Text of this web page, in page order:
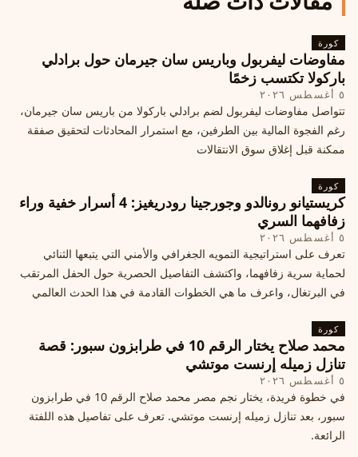
كورة
مفاوضات ليفربول وباريس سان جيرمان حول برادلي
باركولا تكتسب زخمًا
٥ أغسطس ٢٠٢٦
تتواصل مفاوضات ليفربول لضم برادلي باركولا من باريس سان جيرمان،
رغم الفجوة المالية بين الطرفين، مع استمرار المحادثات لتحقيق صفقة
ممكنة قبل إغلاق سوق الانتقالات
كورة
كريستيانو رونالدو وجورجينا رودريغيز: 4 أسرار خفية وراء
زفافهما السري
٥ أغسطس ٢٠٢٦
تعرف على استراتيجية التمويه الجغرافي والأمني التي يتبعها الثنائي
لحماية سرية زفافهما، واكتشف التفاصيل الحصرية حول الحفل المرتقب
في البرتغال، واعرف ما هي الخطوات القادمة في هذا الحدث العالمي
كورة
محمد صلاح يختار الرقم 10 في طرابزون سبور: قصة
تنازل زميله إرنست موتشي
٥ أغسطس ٢٠٢٦
في خطوة فريدة، يختار نجم مصر محمد صلاح الرقم 10 في طرابزون
سبور، بعد تنازل زميله إرنست موتشي. تعرف على تفاصيل هذه اللفتة
الرائعة.